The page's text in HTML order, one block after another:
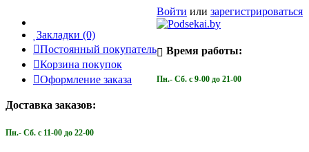
Закладки (0)
Постоянный покупатель
Корзина покупок
Оформление заказа
Войти или зарегистрироваться
Время работы:
Пн.- Cб. с 9-00 до 21-00
Доставка заказов:
Пн.- Cб. с 11-00 до 22-00